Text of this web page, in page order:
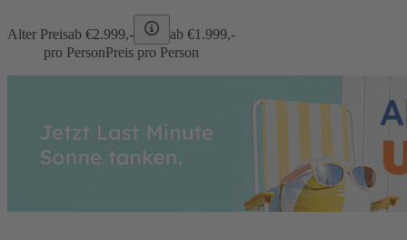
Alter Preisab €2.999,- ab €1.999,-
pro PersonPreis pro Person